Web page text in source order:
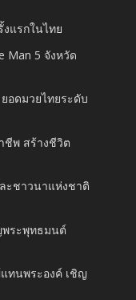
งแรกในไทย
Man 5 จังหวัด
อดมวยไทยระดับ
ชีพ สร้างชีวิต
ะชาวนาแห่งชาติ
พระพุทธมนต์
ทนพระองค์ เชิญ